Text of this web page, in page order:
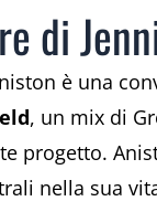
di
è una
, un mix di
progetto.
nella sua